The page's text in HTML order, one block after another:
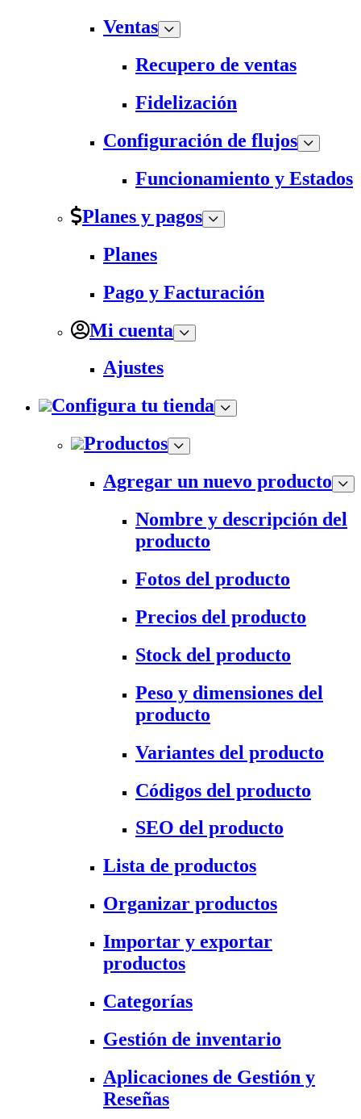
Ventas
Recupero de ventas
Fidelización
Configuración de flujos
Funcionamiento y Estados
Planes y pagos
Planes
Pago y Facturación
Mi cuenta
Ajustes
Configura tu tienda
Productos
Agregar un nuevo producto
Nombre y descripción del
producto
Fotos del producto
Precios del producto
Stock del producto
Peso y dimensiones del
producto
Variantes del producto
Códigos del producto
SEO del producto
Lista de productos
Organizar productos
Importar y exportar
productos
Categorías
Gestión de inventario
Aplicaciones de Gestión y
Reseñas